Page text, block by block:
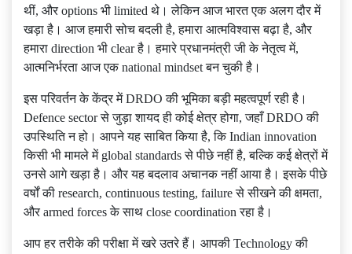
थीं, और options भी limited थे। लेकिन आज भारत एक अलग दौर में
खड़ा है। आज हमारी सोच बदली है, हमारा आत्मविश्वास बढ़ा है, और
हमारा direction भी clear है। हमारे प्रधानमंत्री जी के नेतृत्व में,
आत्मनिर्भरता आज एक national mindset बन चुकी है।
इस परिवर्तन के केंद्र में DRDO की भूमिका बड़ी महत्वपूर्ण रही है।
Defence sector से जुड़ा शायद ही कोई क्षेत्र होगा, जहाँ DRDO की
उपस्थिति न हो। आपने यह साबित किया है, कि Indian innovation
किसी भी मामले में global standards से पीछे नहीं है, बल्कि कई क्षेत्रों में
उनसे आगे खड़ा है। और यह बदलाव अचानक नहीं आया है। इसके पीछे
वर्षों की research, continuous testing, failure से सीखने की क्षमता,
और armed forces के साथ close coordination रहा है।
आप हर तरीके की परीक्षा में खरे उतरे हैं। आपकी Technology की